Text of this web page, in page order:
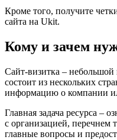
Кроме того, получите
сайта на Ukit.
Кому и зачем
Сайт-визитка – небольшой
состоит из нескольких
информацию о компании
Главная задача ресурса –
с организацией, перечнем
главные вопросы и